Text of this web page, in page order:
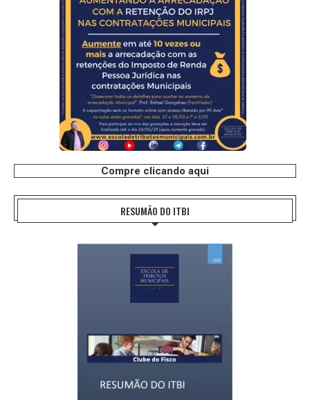
Compre clicando aqui
RESUMÃO DO ITBI